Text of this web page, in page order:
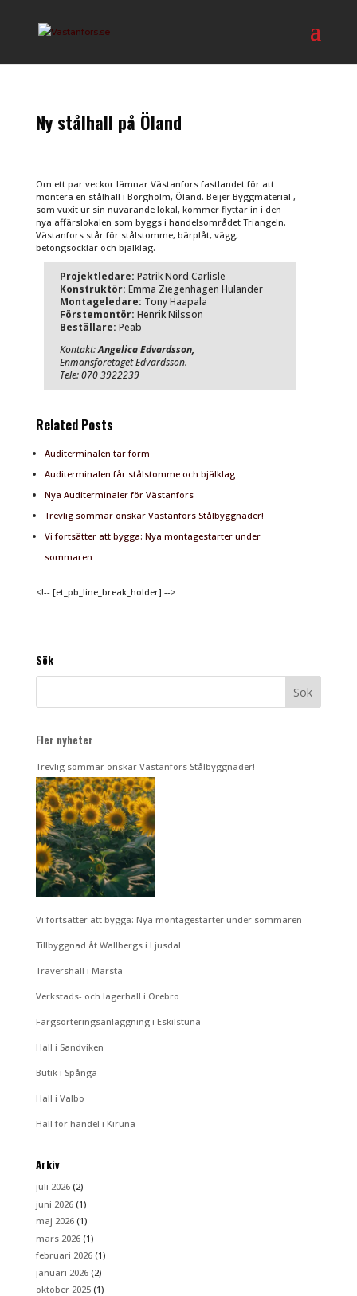
Ny stålhall på Öland
Om ett par veckor lämnar Västanfors fastlandet för att
montera en stålhall i Borgholm, Öland. Beijer Byggmaterial ,
som vuxit ur sin nuvarande lokal, kommer flyttar in i den
nya affärslokalen som byggs i handelsområdet Triangeln.
Västanfors står för stålstomme, bärplåt, vägg,
betongsocklar och bjälklag.
Projektledare: Patrik Nord Carlisle
Konstruktör: Emma Ziegenhagen Hulander
Montageledare: Tony Haapala
Förstemontör: Henrik Nilsson
Beställare: Peab
Kontakt:Angelica Edvardsson,
Enmansföretaget Edvardsson.
Tele: 070 3922239
Related Posts
Auditerminalen tar form
Auditerminalen får stålstomme och bjälklag
Nya Auditerminaler för Västanfors
Trevlig sommar önskar Västanfors Stålbyggnader!
Vi fortsätter att bygga: Nya montagestarter under
sommaren
<!-- [et_pb_line_break_holder] -->
Sök
Fler nyheter
Trevlig sommar önskar Västanfors Stålbyggnader!
Vi fortsätter att bygga: Nya montagestarter under sommaren
Tillbyggnad åt Wallbergs i Ljusdal
Travershall i Märsta
Verkstads- och lagerhall i Örebro
Färgsorteringsanläggning i Eskilstuna
Hall i Sandviken
Butik i Spånga
Hall i Valbo
Hall för handel i Kiruna
Arkiv
juli 2026(2)
juni 2026(1)
maj 2026(1)
mars 2026(1)
februari 2026(1)
januari 2026(2)
oktober 2025(1)